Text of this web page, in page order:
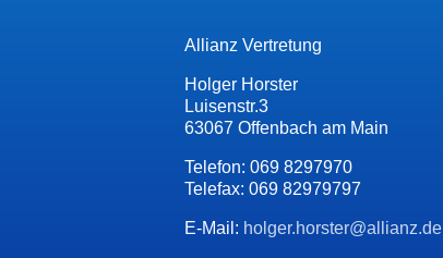
Allianz Vertretung
Holger Horster
Luisenstr.3
63067 Offenbach am Main
Telefon: 069 8297970
Telefax: 069 82979797
E-Mail: holger.horster@allianz.de